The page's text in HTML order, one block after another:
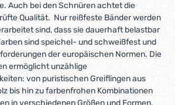
Auch bei den Schnüren achtet die
Qualität. Nur reißfeste Bänder werden
sind, dass sie dauerhaft belastbar
sind speichel- und schweißfest und
der europäischen Normen. Die
ermöglicht unzählige
von puristischen Greiflingen aus
bis hin zu farbenfrohen Kombinationen
in verschiedenen Größen und Formen.